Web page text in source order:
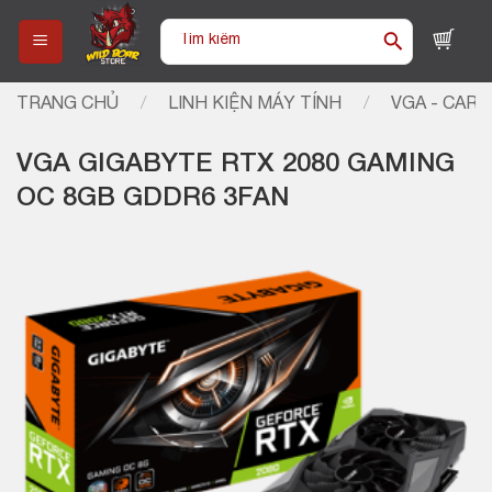
content
Tìm
TRANG CHỦ / LINH KIỆN MÁY TÍNH / VGA -
VGA GIGABYTE RTX 2080 GAMING
OC 8GB GDDR6 3FAN